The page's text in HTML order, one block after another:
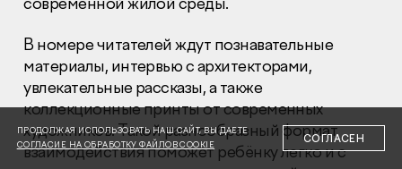
+7 (495) 502 95 59
+7 (495) 641-35-35
Заказать звонок
© 2001-2026 Компания «Пионер»
В номере читателей ждут познавательные
материалы, интервью с архитекторами,
увлекательные рассказы, а также
коллекционные принты от современных
художников. Такой разнообразный формат
взаимодействия поможет ребёнку легко и с
ПРОДОЛЖАЯ ИСПОЛЬЗОВАТЬ НАШ САЙТ, ВЫ ДАЕТЕ
СОГЛАСИЕ НА ОБРАБОТКУ ФАЙЛОВ COOKIE
СОГЛАСЕН